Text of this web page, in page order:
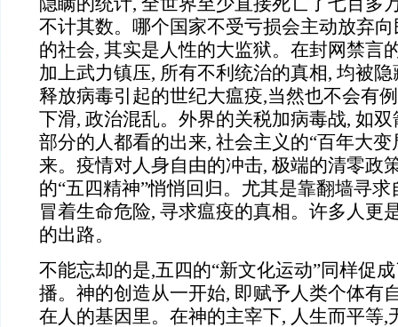
不计其数。哪个国家不受亏损会主动放弃
的社会, 其实是人性的大监狱。在封网禁言
加上武力镇压, 所有不利统治的真相, 均被
释放病毒引起的世纪大瘟疫,当然也不会有
下滑, 政治混乱。外界的关税加病毒战, 如
部分的人都看的出来, 社会主义的“百年大变
来。疫情对人身自由的冲击, 极端的清零政
的“五四精神”悄悄回归。尤其是靠翻墙寻
冒着生命危险, 寻求瘟疫的真相。许多人更
的出路。
不能忘却的是,五四的“新文化运动”同样促
播。神的创造从一开始, 即赋予人类个体有
在人的基因里。在神的主宰下, 人生而平等,